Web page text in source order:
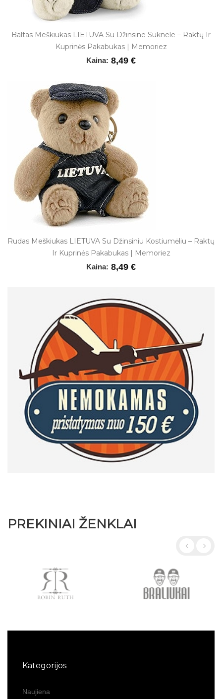
Baltas Meškiukas LIETUVA Su Džinsine Suknele – Raktų Ir
Kuprinės Pakabukas | Memoriez
Kaina: 8,49 €
Rudas Meškiukas LIETUVA Su Džinsiniu Kostiumėliu – Raktų
Ir Kuprinės Pakabukas | Memoriez
Kaina: 8,49 €
PREKINIAI ŽENKLAI
Kategorijos
Naujiena